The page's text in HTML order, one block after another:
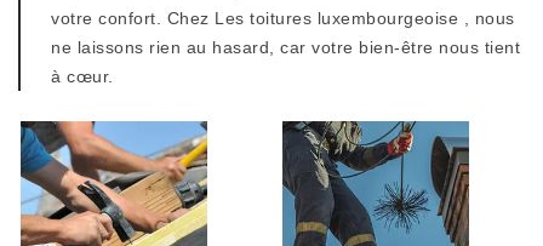
votre confort. Chez Les toitures luxembourgeoise , nous
ne laissons rien au hasard, car votre bien-être nous tient
à cœur.